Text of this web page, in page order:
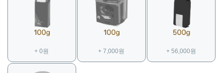
+ 0원 + 7,000원 + 56,000원